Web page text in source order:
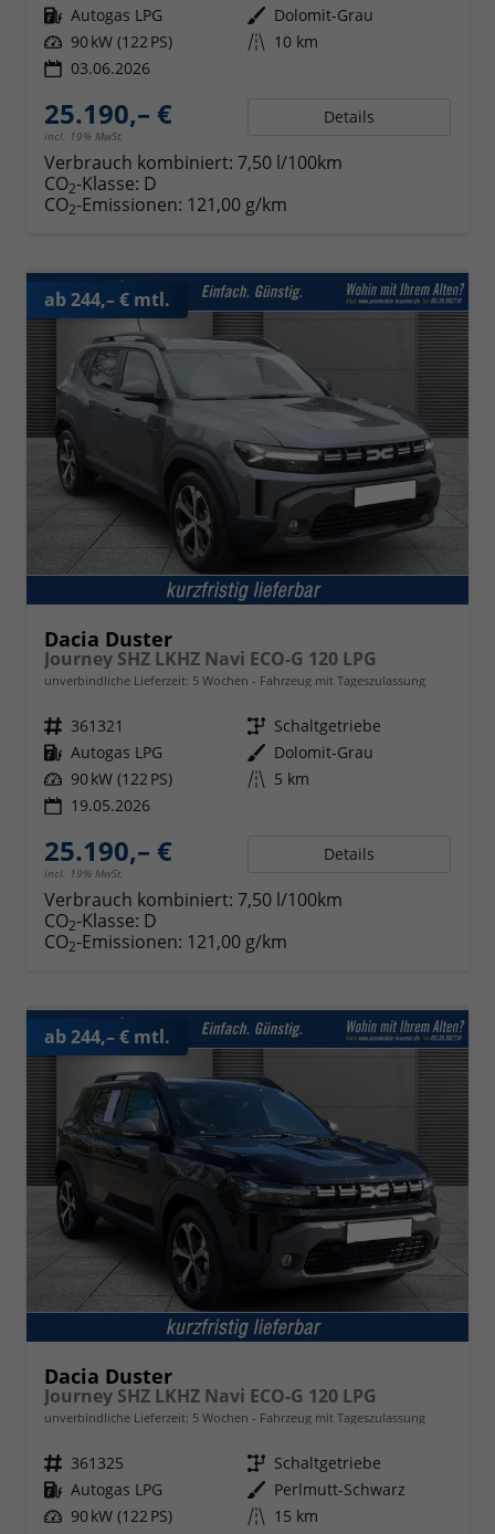
Kraftstoff Autogas LPG Außenfarbe Dolomit-Grau
Leistung 90 kW (122 PS) Kilometerstand 10 km
03.06.2026
25.190,– €
incl. 19% MwSt.
Details
Verbrauch kombiniert: 7,50 l/100km
CO2-Klasse: D
CO2-Emissionen: 121,00 g/km
ab 244,– € mtl.
Dacia Duster
Journey SHZ LKHZ Navi ECO-G 120 LPG
unverbindliche Lieferzeit: 5 Wochen Fahrzeug mit Tageszulassung
Fahrzeugnr. 361321 Getriebe Schaltgetriebe
Kraftstoff Autogas LPG Außenfarbe Dolomit-Grau
Leistung 90 kW (122 PS) Kilometerstand 5 km
19.05.2026
25.190,– €
incl. 19% MwSt.
Details
Verbrauch kombiniert: 7,50 l/100km
CO2-Klasse: D
CO2-Emissionen: 121,00 g/km
ab 244,– € mtl.
Dacia Duster
Journey SHZ LKHZ Navi ECO-G 120 LPG
unverbindliche Lieferzeit: 5 Wochen Fahrzeug mit Tageszulassung
Fahrzeugnr. 361325 Getriebe Schaltgetriebe
Kraftstoff Autogas LPG Außenfarbe Perlmutt-Schwarz
Leistung 90 kW (122 PS) Kilometerstand 15 km